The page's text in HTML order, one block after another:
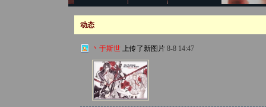
动态
丶于斯世 上传了新图片 8-8 14:47